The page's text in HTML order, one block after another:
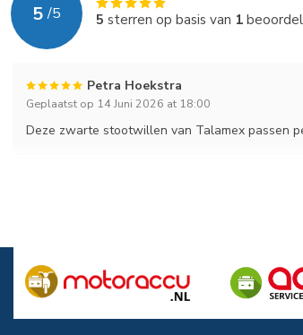
5 /5 5 sterren op basis van 1
Petra Hoekstra
Geplaatst op 14 Juni 2026 at 18:00
Deze zwarte stootwillen van Talamex passen